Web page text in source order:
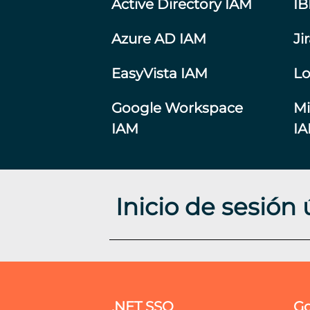
Active Directory IAM
Azure AD IAM
EasyVista IAM
Google Workspace
IAM
Inicio de sesión
.NET SSO